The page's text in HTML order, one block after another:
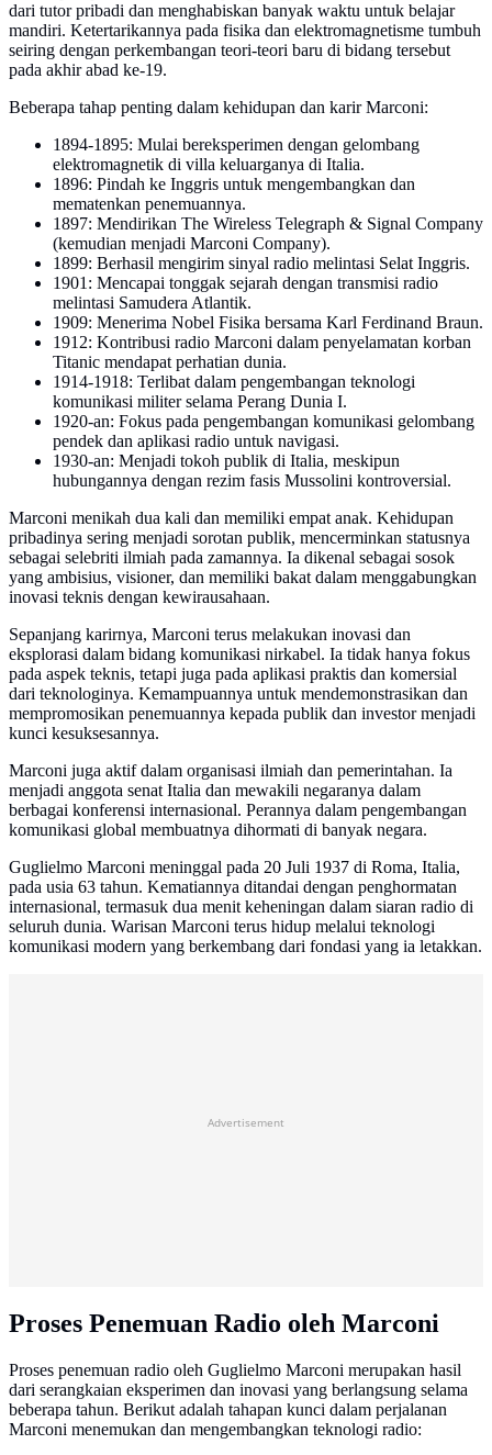
dari tutor pribadi dan menghabiskan banyak waktu untuk belajar
mandiri. Ketertarikannya pada fisika dan elektromagnetisme tumbuh
seiring dengan perkembangan teori-teori baru di bidang tersebut
pada akhir abad ke-19.
Beberapa tahap penting dalam kehidupan dan karir Marconi:
1894-1895: Mulai bereksperimen dengan gelombang
elektromagnetik di villa keluarganya di Italia.
1896: Pindah ke Inggris untuk mengembangkan dan
mematenkan penemuannya.
1897: Mendirikan The Wireless Telegraph & Signal Company
(kemudian menjadi Marconi Company).
1899: Berhasil mengirim sinyal radio melintasi Selat Inggris.
1901: Mencapai tonggak sejarah dengan transmisi radio
melintasi Samudera Atlantik.
1909: Menerima Nobel Fisika bersama Karl Ferdinand Braun.
1912: Kontribusi radio Marconi dalam penyelamatan korban
Titanic mendapat perhatian dunia.
1914-1918: Terlibat dalam pengembangan teknologi
komunikasi militer selama Perang Dunia I.
1920-an: Fokus pada pengembangan komunikasi gelombang
pendek dan aplikasi radio untuk navigasi.
1930-an: Menjadi tokoh publik di Italia, meskipun
hubungannya dengan rezim fasis Mussolini kontroversial.
Marconi menikah dua kali dan memiliki empat anak. Kehidupan
pribadinya sering menjadi sorotan publik, mencerminkan statusnya
sebagai selebriti ilmiah pada zamannya. Ia dikenal sebagai sosok
yang ambisius, visioner, dan memiliki bakat dalam menggabungkan
inovasi teknis dengan kewirausahaan.
Sepanjang karirnya, Marconi terus melakukan inovasi dan
eksplorasi dalam bidang komunikasi nirkabel. Ia tidak hanya fokus
pada aspek teknis, tetapi juga pada aplikasi praktis dan komersial
dari teknologinya. Kemampuannya untuk mendemonstrasikan dan
mempromosikan penemuannya kepada publik dan investor menjadi
kunci kesuksesannya.
Marconi juga aktif dalam organisasi ilmiah dan pemerintahan. Ia
menjadi anggota senat Italia dan mewakili negaranya dalam
berbagai konferensi internasional. Perannya dalam pengembangan
komunikasi global membuatnya dihormati di banyak negara.
Guglielmo Marconi meninggal pada 20 Juli 1937 di Roma, Italia,
pada usia 63 tahun. Kematiannya ditandai dengan penghormatan
internasional, termasuk dua menit keheningan dalam siaran radio di
seluruh dunia. Warisan Marconi terus hidup melalui teknologi
komunikasi modern yang berkembang dari fondasi yang ia letakkan.
Advertisement
Proses Penemuan Radio oleh Marconi
Proses penemuan radio oleh Guglielmo Marconi merupakan hasil
dari serangkaian eksperimen dan inovasi yang berlangsung selama
beberapa tahun. Berikut adalah tahapan kunci dalam perjalanan
Marconi menemukan dan mengembangkan teknologi radio: